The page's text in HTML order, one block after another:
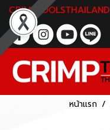
CRIMPTOOLSTHAILAND
หน้าแรก